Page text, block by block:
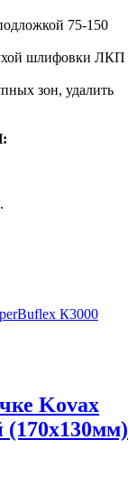
75-150
шлифовки ЛКП
зон, удалить
Kovax